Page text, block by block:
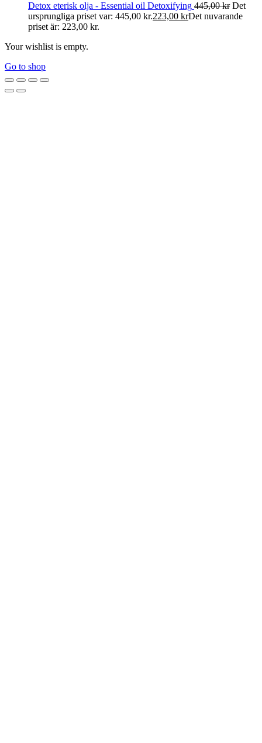
Detox eterisk olja - Essential oil Detoxifying 445,00kr Det
ursprungliga priset var: 445,00 kr.223,00 krDet nuvarande
priset är: 223,00 kr.
Your wishlist is empty.
Go to shop